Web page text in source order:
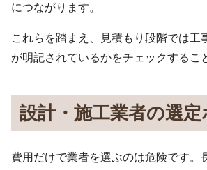
につながります。
これらを踏まえ、見積もり段階では工
が明記されているかをチェックするこ
設計・施工業者の選定
費用だけで業者を選ぶのは危険です。